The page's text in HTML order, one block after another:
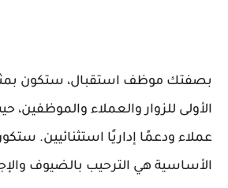
بصفتك موظف استقبال، ستكون
الأولى للزوار والعملاء والموظفين،
عملاء ودعمًا إداريًا استثنائيين.
الأساسية هي الترحيب بالضيوف